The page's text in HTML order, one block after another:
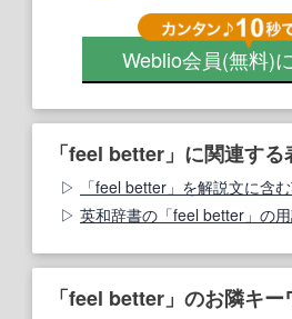
Weblio会員(無料)
「feel better」に関連す
「feel better」を解説文に含
英和辞書の「feel better」の
「feel better」のお隣キー